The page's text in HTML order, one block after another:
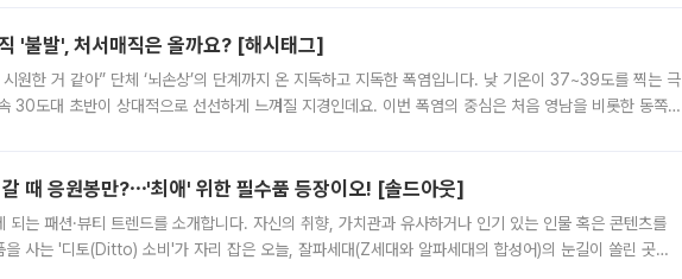
'불발', 처서매직은 올까요? [해시태그]
원한 거 같아” 단체 ‘뇌손상’의 단계까지 온 지독하고 지독한 폭염입니다. 낮 기온이 37~39도를 찍는 극
30도대 초반이 상대적으로 선선하게 느껴질 지경인데요. 이번 폭염의 중심은 처음 영남을 비롯한 동쪽
때 응원봉만?⋯'최애' 위한 필수품 등장이오! [솔드아웃]
되는 패션·뷰티 트렌드를 소개합니다. 자신의 취향, 가치관과 유사하거나 인기 있는 인물 혹은 콘텐츠를
을 사는 '디토(Ditto) 소비'가 자리 잡은 오늘, 잘파세대(Z세대와 알파세대의 합성어)의 눈길이 쏠린 곳은